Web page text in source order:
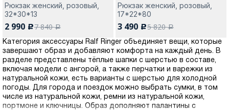
Рюкзак женский, розовый,
32*30*13
2 990 c7 840a
Рюкзак женский, розовый,
17*22*80
3 490 c5 820a
Категория аксессуары Ralf Ringer объединяет вещи, которые
завершают образ и добавляют комфорта на каждый день. В
разделе представлены тёплые шапки с шерстью в составе,
включая модели с ангорой, а также перчатки и варежки из
натуральной кожи, есть варианты с шерстью для холодной
погоды. Для города и поездок можно выбрать сумки, в том
числе из натуральной кожи, ремни из натуральной кожи,
портмоне и ключницы. Образ дополняют палантины с